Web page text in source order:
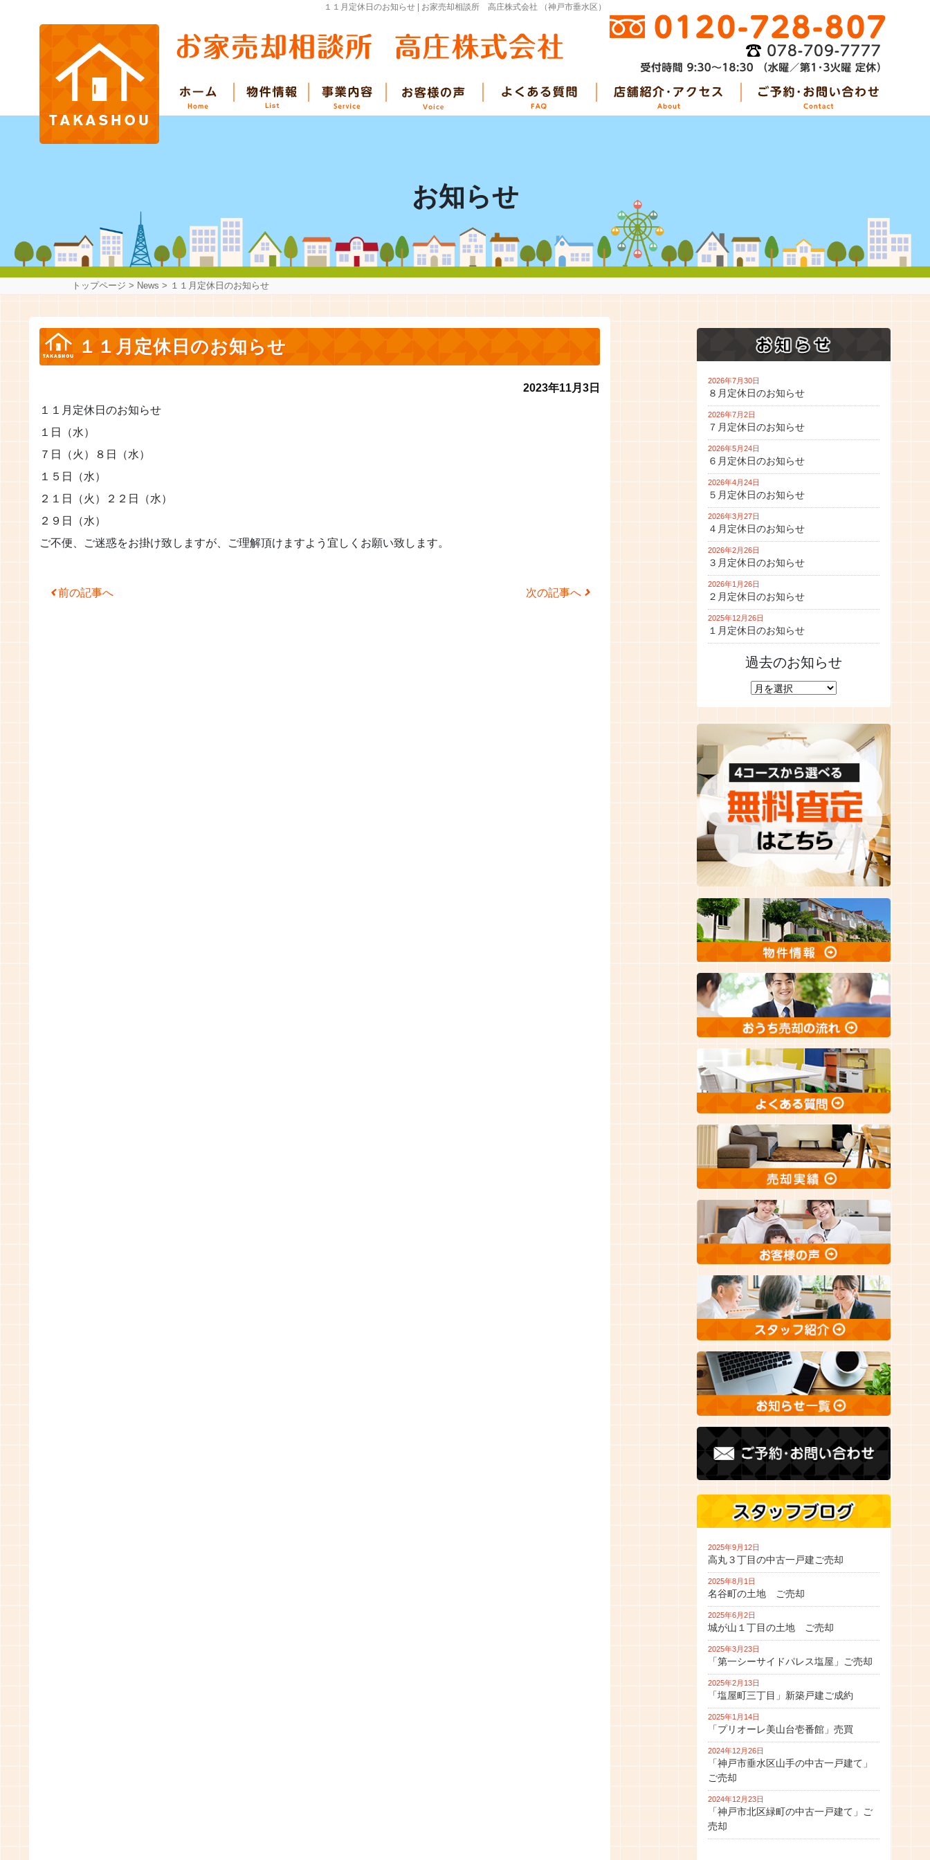
１１月定休日のお知らせ | お家売却相談所 高庄株式会社 （神戸市垂水区）
お知らせ
トップページ > News > １１月定休日のお知らせ
１１月定休日のお知らせ
2023年11月3日
１１月定休日のお知らせ
１日（水）
７日（火）８日（水）
１５日（水）
２１日（火）２２日（水）
２９日（水）
ご不便、ご迷惑をお掛け致しますが、ご理解頂けますよう宜しくお願い致します。
Post navigation
前の記事へ 次の記事へ
2026年7月30日
８月定休日のお知らせ
2026年7月2日
７月定休日のお知らせ
2026年5月24日
６月定休日のお知らせ
2026年4月24日
５月定休日のお知らせ
2026年3月27日
４月定休日のお知らせ
2026年2月26日
３月定休日のお知らせ
2026年1月26日
２月定休日のお知らせ
2025年12月26日
１月定休日のお知らせ
過去のお知らせ
2025年9月12日
高丸３丁目の中古一戸建ご売却
2025年8月1日
名谷町の土地 ご売却
2025年6月2日
城が山１丁目の土地 ご売却
2025年3月23日
「第一シーサイドパレス塩屋」ご売却
2025年2月13日
「塩屋町三丁目」新築戸建ご成約
2025年1月14日
「プリオーレ美山台壱番館」売買
2024年12月26日
「神戸市垂水区山手の中古一戸建て」
ご売却
2024年12月23日
「神戸市北区緑町の中古一戸建て」ご
売却